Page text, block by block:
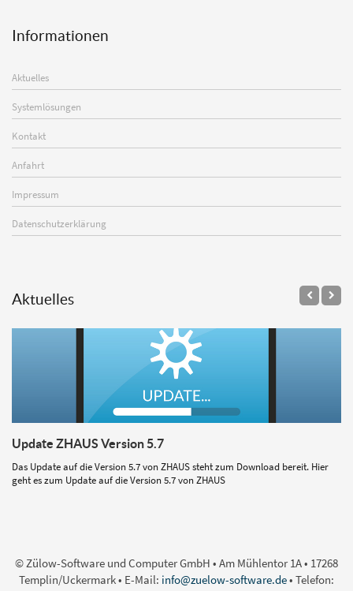
Informationen
Aktuelles
Systemlösungen
Kontakt
Anfahrt
Impressum
Datenschutzerklärung
Aktuelles
Update ZHAUS Version 5.7
Das Update auf die Version 5.7 von ZHAUS steht zum Download bereit. Hier
geht es zum Update auf die Version 5.7 von ZHAUS
© Zülow-Software und Computer GmbH • Am Mühlentor 1A • 17268
Templin/Uckermark • E-Mail: info@zuelow-software.de• Telefon: